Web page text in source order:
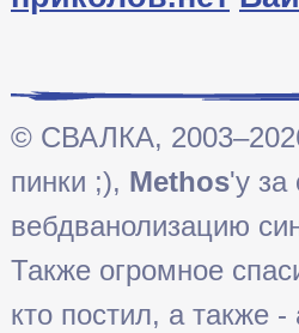
© СВАЛКА,
пинки ;), Methos'у за
вебдванолизацию
Также огромное
кто постил, а также